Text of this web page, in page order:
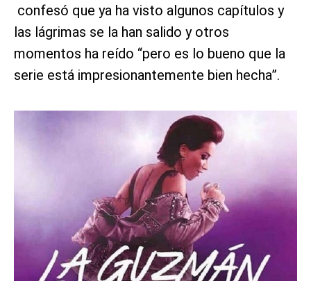
confesó que ya ha visto algunos capítulos y
las lágrimas se la han salido y otros
momentos ha reído “pero es lo bueno que la
serie está impresionantemente bien hecha”.